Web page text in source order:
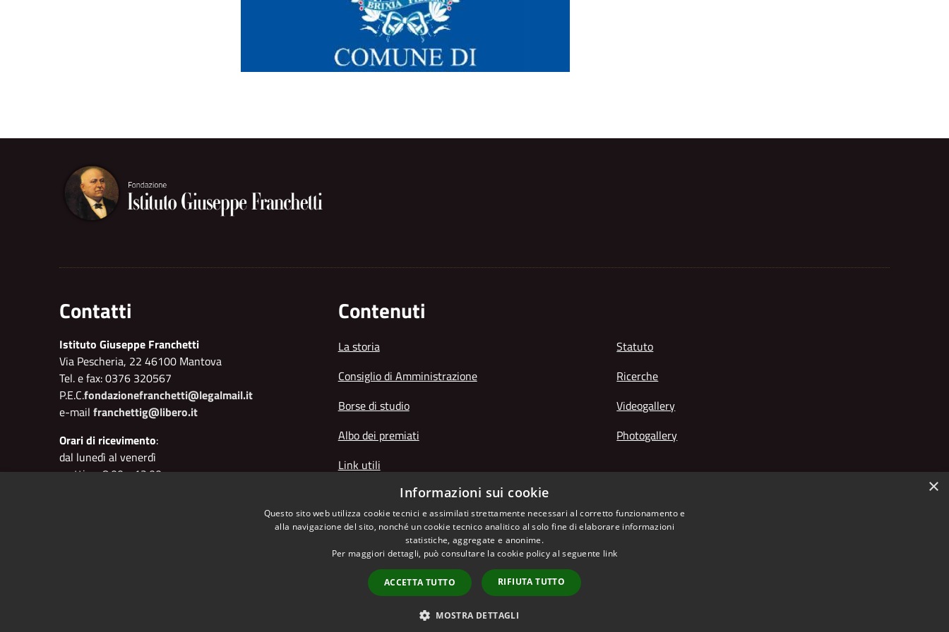
Contatti
Istituto Giuseppe Franchetti
Via Pescheria, 22 46100 Mantova
Tel. e fax: 0376 320567
P.E.C.fondazionefranchetti@legalmail.it
e-mail franchettig@libero.it
Orari di ricevimento:
dal lunedì al venerdì
mattino: 8.00 - 12.00
Contenuti
La storia
Consiglio di Amministrazione
Borse di studio
Albo dei premiati
Link utili
Statuto
Ricerche
Videogallery
Photogallery
Copyright © 2026 • Istituto Giuseppe Franchetti • Powered by
×
Informazioni sui cookie
Questo sito web utilizza cookie tecnici e assimilati strettamente necessari al corretto funzionamento e
alla navigazione del sito, nonché un cookie tecnico analitico al solo fine di elaborare informazioni
statistiche, aggregate e anonime.
Per maggiori dettagli, può consultare la cookie policy al seguente link
ACCETTA TUTTO RIFIUTA TUTTO
MOSTRA DETTAGLI